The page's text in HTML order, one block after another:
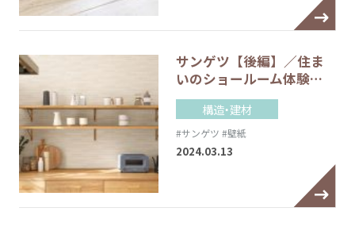
サンゲツ【後編】／住ま
いのショールーム体験…
構造・建材
#サンゲツ #壁紙
2024.03.13